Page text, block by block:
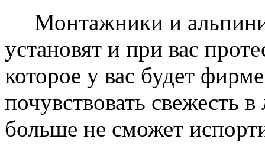
Монтажники и
установят и при вас
которое у вас будет
почувствовать свежесть
больше не сможет